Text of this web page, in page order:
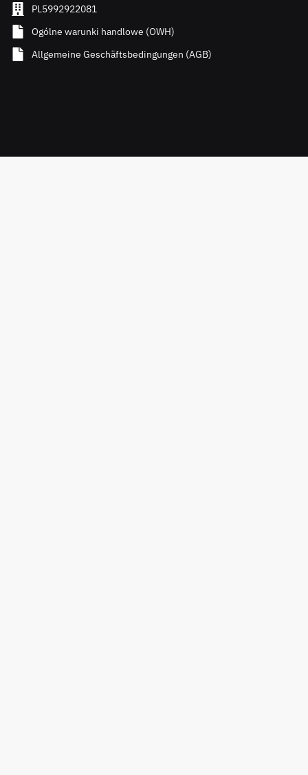
PL5992922081
Ogólne warunki handlowe (OWH)
Allgemeine Geschäftsbedingungen (AGB)